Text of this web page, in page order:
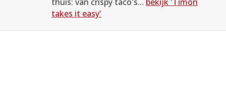
takes it easy'